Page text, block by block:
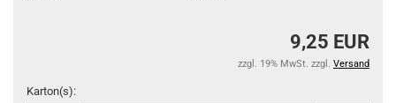
9,25 EUR
zzgl. 19% MwSt. zzgl. Versand
Karton(s):